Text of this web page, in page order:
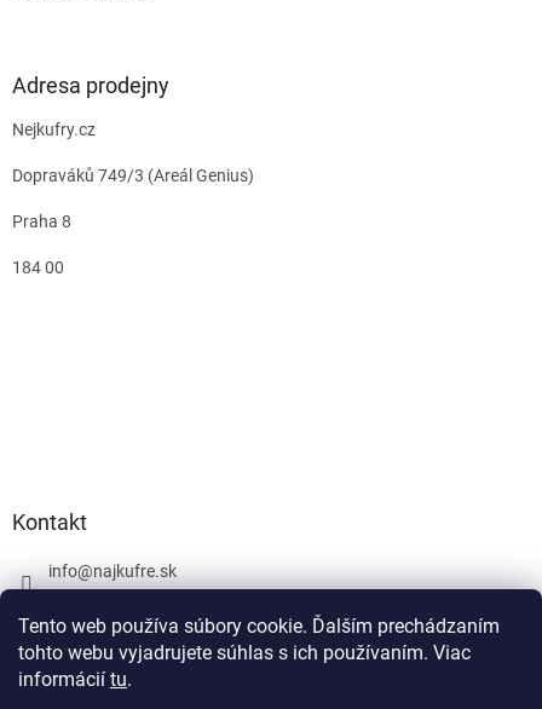
Tento web používa súbory cookie. Ďalším prechádzaním
tohto webu vyjadrujete súhlas s ich používaním. Viac
informácií tu.
Adresa prodejny
Nejkufry.cz
Dopraváků 749/3 (Areál Genius)
Praha 8
184 00
Kontakt
info@najkufre.sk
Facebook